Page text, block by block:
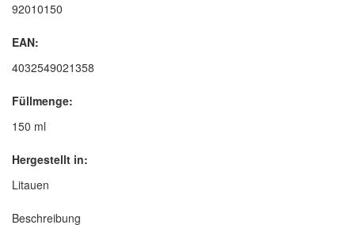
92010150
EAN:
4032549021358
Füllmenge:
150 ml
Hergestellt in:
Litauen
Beschreibung